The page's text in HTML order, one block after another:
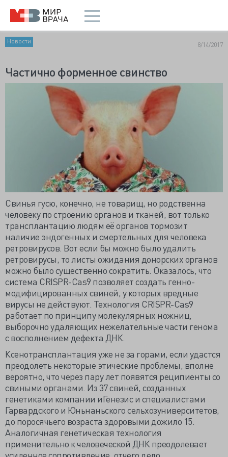
Новости 8/14/2017
Частично форменное свинство
Свинья гусю, конечно, не товарищ, но родственна
человеку по строению органов и тканей, вот только
трансплантацию людям её органов тормозит
наличие эндогенных и смертельных для человека
ретровирусов. Вот если бы можно было удалить
ретровирусы, то листы ожидания донорских органов
можно было существенно сократить. Оказалось, что
система CRISPR-Cas9 позволяет создать генно-
модифицированных свиней, у которых вредные
вирусы не действуют. Технология CRISPR-Cas9
работает по принципу молекулярных ножниц,
выборочно удаляющих нежелательные части генома
с восполнением дефекта ДНК.
Ксенотрансплантация уже не за горами, если удастся
преодолеть некоторые этические проблемы, вполне
вероятно, что через пару лет появятся реципиенты со
свиными органами. Из 37 свиней, созданных
генетиками компании иГенезис и специалистами
Гарвардского и Юньнаньского сельхозуниверситетов,
до поросячьего возраста здоровыми дожило 15.
Аналогичная генетическая технология
применительно к человеческой ДНК преодолевает